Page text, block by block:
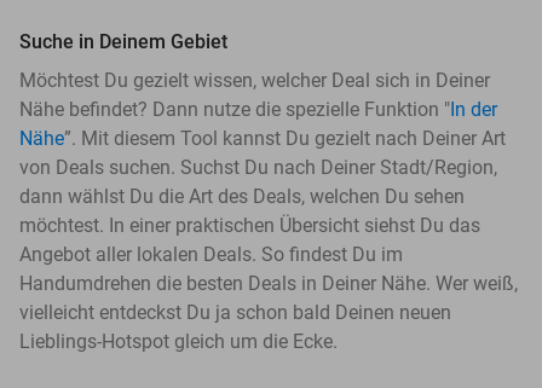
Suche in Deinem Gebiet
Möchtest Du gezielt wissen, welcher Deal sich in Deiner
Nähe befindet? Dann nutze die spezielle Funktion "In der
Nähe”. Mit diesem Tool kannst Du gezielt nach Deiner Art
von Deals suchen. Suchst Du nach Deiner Stadt/Region,
dann wählst Du die Art des Deals, welchen Du sehen
möchtest. In einer praktischen Übersicht siehst Du das
Angebot aller lokalen Deals. So findest Du im
Handumdrehen die besten Deals in Deiner Nähe. Wer weiß,
vielleicht entdeckst Du ja schon bald Deinen neuen
Lieblings-Hotspot gleich um die Ecke.